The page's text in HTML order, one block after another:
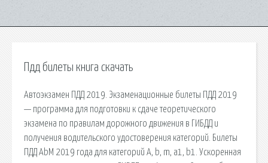
Пдд билеты книга скачать
Автоэкзамен ПДД 2019. Экзаменационные билеты ПДД 2019
— программа для подготовки к сдаче теоретического
экзамена по правилам дорожного движения в ГИБДД и
получения водительского удостоверения категорий. Билеты
ПДД АbМ 2019 года для категорий А, b, m, a1, b1. Ускоренная